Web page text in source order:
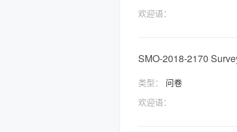
欢迎语：
SMO-2018-2170
类型：
问卷
欢迎语：